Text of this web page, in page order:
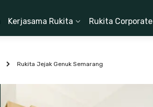
Kerjasama Rukita Rukita Corporate
Rukita Jejak Genuk Semarang